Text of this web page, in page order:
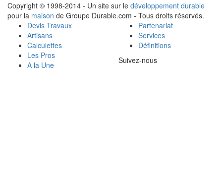
Copyright © 1998-2014 - Un site sur le développement durable
pour la maison de Groupe Durable.com - Tous droits réservés.
Devis Travaux
Artisans
Calculettes
Les Pros
A la Une
Partenariat
Services
Définitions
Suivez-nous